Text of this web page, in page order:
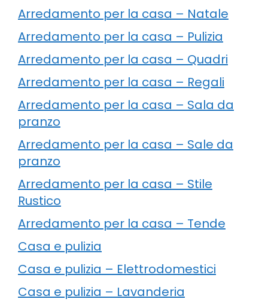
Arredamento per la casa – Natale
Arredamento per la casa – Pulizia
Arredamento per la casa – Quadri
Arredamento per la casa – Regali
Arredamento per la casa – Sala da
pranzo
Arredamento per la casa – Sale da
pranzo
Arredamento per la casa – Stile
Rustico
Arredamento per la casa – Tende
Casa e pulizia
Casa e pulizia – Elettrodomestici
Casa e pulizia – Lavanderia